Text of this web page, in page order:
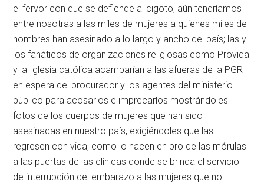
el fervor con que se defiende al cigoto, aún tendríamos
entre nosotras a las miles de mujeres a quienes miles de
hombres han asesinado a lo largo y ancho del país; las y
los fanáticos de organizaciones religiosas como Provida
y la Iglesia católica acamparían a las afueras de la PGR
en espera del procurador y los agentes del ministerio
público para acosarlos e imprecarlos mostrándoles
fotos de los cuerpos de mujeres que han sido
asesinadas en nuestro país, exigiéndoles que las
regresen con vida, como lo hacen en pro de las mórulas
a las puertas de las clínicas donde se brinda el servicio
de interrupción del embarazo a las mujeres que no